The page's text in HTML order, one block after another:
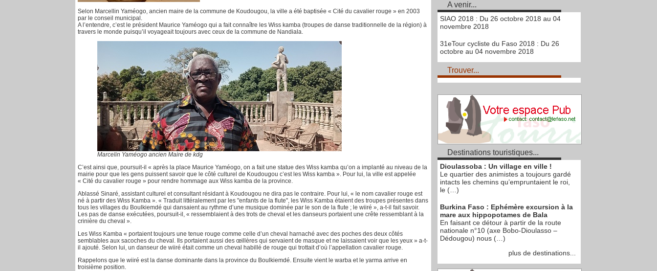
Selon Marcellin Yaméogo, ancien maire de la commune de Koudougou, la ville a été baptisée « Cité du cavalier rouge » en 2003
par le conseil municipal.
A l’entendre, c’est le président Maurice Yaméogo qui a fait connaître les Wiss kamba (troupes de danse traditionnelle de la région) à
travers le monde puisqu’il voyageait toujours avec ceux de la commune de Nandiala.
Marcelin Yaméogo ancien Maire de kdg
C’est ainsi que, poursuit-il « après la place Maurice Yaméogo, on a fait une statue des Wiss kamba qu’on a implanté au niveau de la
mairie pour que les gens puissent savoir que le côté culturel de Koudougou c’est les Wiss kamba ». Pour lui, la ville est appelée
« Cité du cavalier rouge » pour rendre hommage aux Wiss kamba de la province.
Ablassé Sinaré, assistant culturel et consultant résidant à Koudougou ne dira pas le contraire. Pour lui, « le nom cavalier rouge est
né à partir des Wiss Kamba ». « Traduit littéralement par les "enfants de la flute", les Wiss Kamba étaient des troupes présentes dans
tous les villages du Boulkiemdé qui dansaient au rythme d’une musique dominée par le son de la flute ; le wiiré », a-t-il fait savoir.
Les pas de danse exécutées, poursuit-il, « ressemblaient à des trots de cheval et les danseurs portaient une crête ressemblant à la
crinière du cheval ».
Les Wiss Kamba « portaient toujours une tenue rouge comme celle d’un cheval harnaché avec des poches des deux côtés
semblables aux sacoches du cheval. Ils portaient aussi des œillères qui servaient de masque et ne laissaient voir que les yeux » a-t-
il ajouté. Selon lui, un danseur de wiiré était comme un cheval habillé de rouge qui trottait d’où l’appellation cavalier rouge.
Rappelons que le wiiré est la danse dominante dans la province du Boulkiemdé. Ensuite vient le warba et le yarma arrive en
troisième position.
A venir...
SIAO 2018 : Du 26 octobre 2018 au 04
novembre 2018
31eTour cycliste du Faso 2018 : Du 26
octobre au 04 novembre 2018
Trouver...
Destinations touristiques...
Dioulassoba : Un village en ville !
Le quartier des animistes a toujours gardé
intacts les chemins qu’empruntaient le roi,
le (…)
Burkina Faso : Ephémère excursion à la
mare aux hippopotames de Bala
En faisant ce détour à partir de la route
nationale n°10 (axe Bobo-Dioulasso –
Dédougou) nous (…)
plus de destinations...